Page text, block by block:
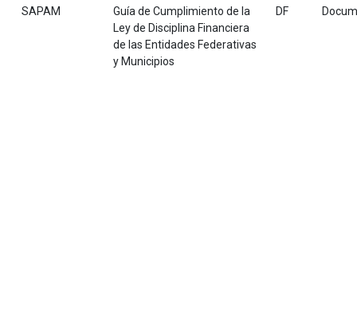
SAPAM
Guía de Cumplimiento de la
Ley de Disciplina Financiera
de las Entidades Federativas
y Municipios
DF